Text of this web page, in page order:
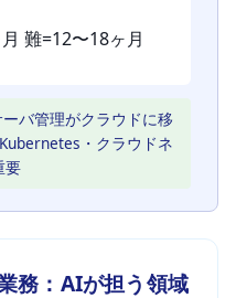
難=12〜18ヶ月
バ管理がクラウドに移
・クラウドネ
要
務：AIが担う領域